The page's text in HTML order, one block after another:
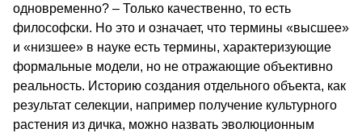
одновременно? – Только качественно, то есть
философски. Но это и означает, что термины «высшее»
и «низшее» в науке есть термины, характеризующие
формальные модели, но не отражающие объективно
реальность. Историю создания отдельного объекта, как
результат селекции, например получение культурного
растения из дичка, можно назвать эволюционным